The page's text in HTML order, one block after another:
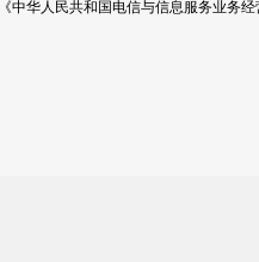
《中华人民共和国电信与信息服务业